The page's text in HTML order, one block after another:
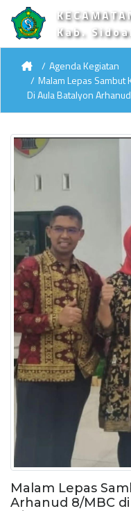
Kab.
Agenda Kegiatan
Malam Lepas
Di Aula Batalyon
Malam Lepas
Arhanud 8/MBC